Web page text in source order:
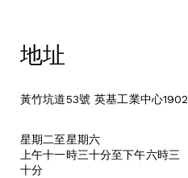
地址
黃竹坑道53號 英基工業中心1902
星期二至星期六
上午十一時三十分至下午六時三
十分